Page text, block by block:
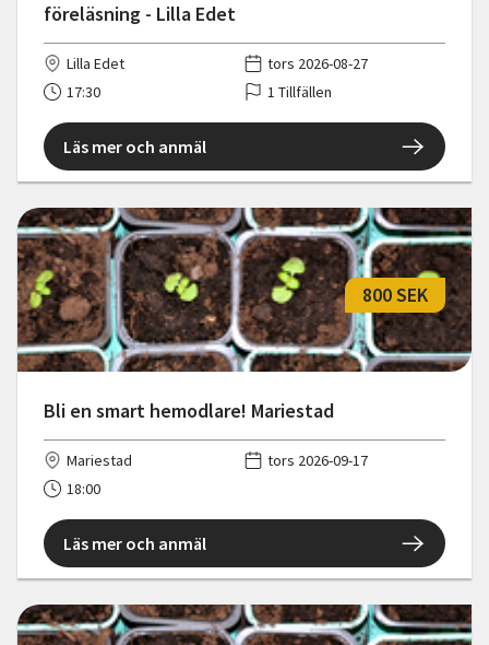
föreläsning - Lilla Edet
Lilla Edet
tors 2026-08-27
17:30
1 Tillfällen
Läs mer och anmäl
Bli en smart hemodlare! Mariestad
800 SEK
Mariestad
tors 2026-09-17
18:00
Läs mer och anmäl